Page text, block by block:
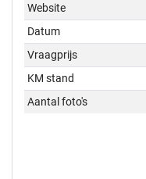
Website
Datum
Vraagprijs
KM stand
Aantal foto's